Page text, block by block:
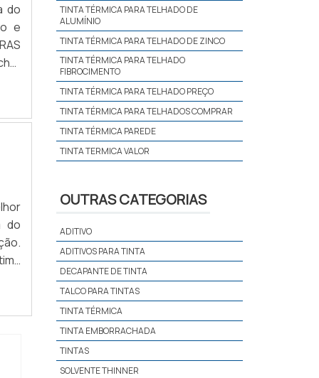
do
e
do
TINTA TÉRMICA PARA TELHADO DE
ALUMÍNIO
TINTA TÉRMICA PARA TELHADO DE ZINCO
TINTA TÉRMICA PARA TELHADO
FIBROCIMENTO
TINTA TÉRMICA PARA TELHADO PREÇO
TINTA TÉRMICA PARA TELHADOS COMPRAR
TINTA TÉRMICA PAREDE
TINTA TERMICA VALOR
OUTRAS CATEGORIAS
ADITIVO
ADITIVOS PARA TINTA
DECAPANTE DE TINTA
TALCO PARA TINTAS
TINTA TÉRMICA
TINTA EMBORRACHADA
TINTAS
SOLVENTE THINNER